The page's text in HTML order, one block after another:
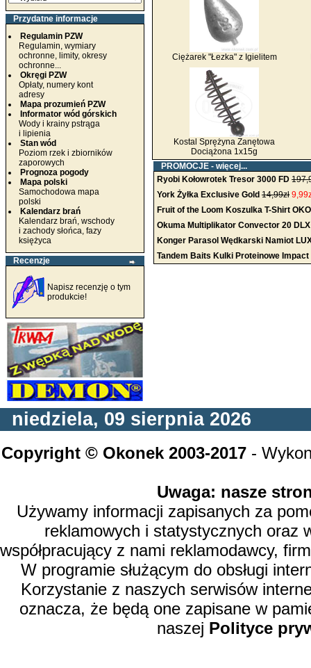
Przydatne informacje
Regulamin PZW
Regulamin, wymiary
ochronne, limity, okresy
ochronne...
Okręgi PZW
Opłaty, numery kont
adresy
Mapa prozumień PZW
Informator wód górskich
Wody i krainy pstrąga
i lipienia
Stan wód
Poziom rzek i zbiorników
zaporowych
Prognoza pogody
Mapa polski
Samochodowa mapa
polski
Kalendarz brań
Kalendarz brań, wschody
i zachody słońca, fazy
księżyca
Recenzje
Napisz recenzję o tym
produkcie!
Ciężarek "Łezka" z Igielitem
Kostal Sprężyna Zanętowa
Dociążona 1x15g
PROMOCJE - więcej...
Ryobi Kołowrotek Tresor 3000 FD
York Żyłka Exclusive Gold 14,99zł
Fruit of the Loom Koszulka T-Shirt
Okuma Multiplikator Convector 20 DLX
Konger Parasol Wędkarski Namiot
Tandem Baits Kulki Proteinowe
niedziela, 09 sierpnia 2026
Copyright © Okonek 2003-2017-
Uwaga: nasze
Używamy informacji zapisanych za
reklamowych i statystycznych oraz
współpracujący z nami reklamodawcy,
W programie służącym do obsługi
Korzystanie z naszych serwisów
oznacza, że będą one zapisane w
naszej Polityce